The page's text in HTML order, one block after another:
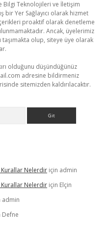
Bilgi Teknolojileri ve İletişim
bir Yer Sağlayıcı olarak hizmet
proaktif olarak denetleme
Ancak, üyelerimiz
olup, siteye üye olarak
olduğunu düşündüğünüz
adresine bildirmeniz
sitemizden kaldırılacaktır.
Kurallar Nelerdir için admin
Kurallar Nelerdir için Elçin
admin
Defne